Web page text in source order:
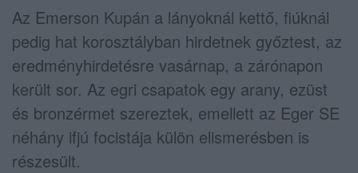
Az Emerson Kupán a lányoknál kettő, fiúknál
pedig hat korosztályban hirdetnek győztest, az
eredményhirdetésre vasárnap, a zárónapon
került sor. Az egri csapatok egy arany, ezüst
és bronzérmet szereztek, emellett az Eger SE
néhány ifjú focistája külön elismerésben is
részesült.